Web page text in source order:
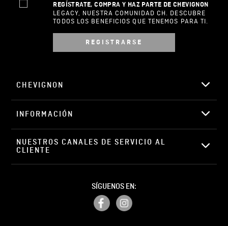
Correo electrónico
ENVIAR COMENTARIO
REGÍSTRATE, COMPRA Y HAZ PARTE DE CHEVIGNON
LEGACY, NUESTRA COMUNIDAD CH. DESCUBRE
TODOS LOS BENEFICIOS QUE TENEMOS PARA TI.
REGISTRARSE
CHEVIGNON
INFORMACIÓN
NUESTROS CANALES DE SERVICIO AL
CLIENTE
SÍGUENOS EN: